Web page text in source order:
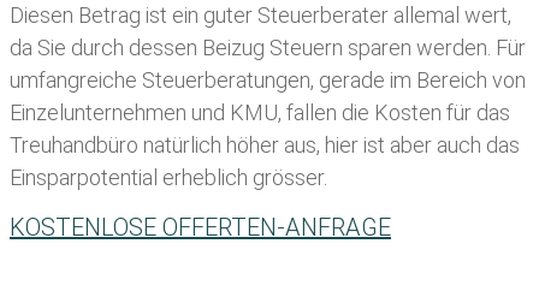
Diesen Betrag ist ein guter Steuerberater allemal wert,
da Sie durch dessen Beizug Steuern sparen werden. Für
umfangreiche Steuerberatungen, gerade im Bereich von
Einzelunternehmen und KMU, fallen die Kosten für das
Treuhandbüro natürlich höher aus, hier ist aber auch das
Einsparpotential erheblich grösser.
KOSTENLOSE OFFERTEN-ANFRAGE